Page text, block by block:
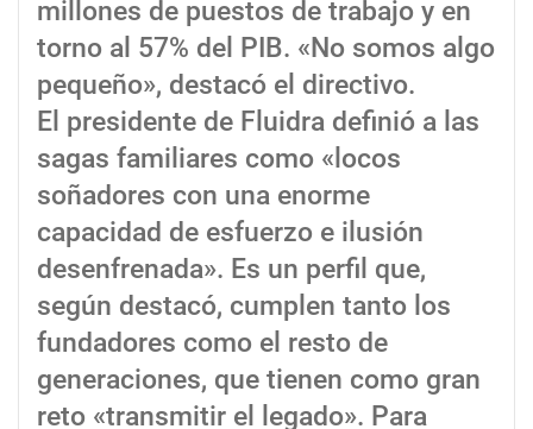
millones de puestos de trabajo y en
torno al 57% del PIB. «No somos algo
pequeño», destacó el directivo.
El presidente de Fluidra definió a las
sagas familiares como «locos
soñadores con una enorme
capacidad de esfuerzo e ilusión
desenfrenada». Es un perfil que,
según destacó, cumplen tanto los
fundadores como el resto de
generaciones, que tienen como gran
reto «transmitir el legado». Para